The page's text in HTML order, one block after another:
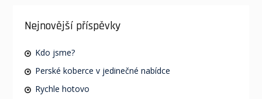
Nejnovější příspěvky
Kdo jsme?
Perské koberce v jedinečné nabídce
Rychle hotovo